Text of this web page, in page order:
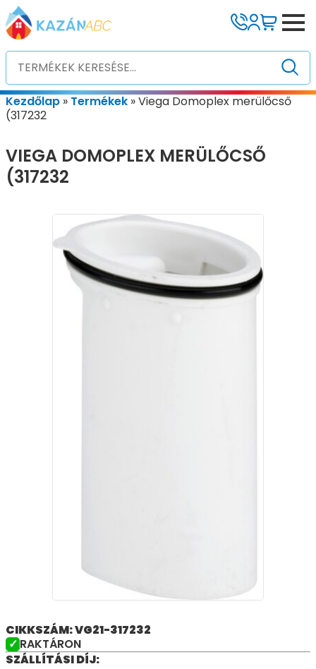
Kezdőlap » Termékek »Viega Domoplex merülőcső
(317232
VIEGA DOMOPLEX MERÜLŐCSŐ
(317232
CIKKSZÁM: VG21-317232
RAKTÁRON
SZÁLLÍTÁSI DÍJ: